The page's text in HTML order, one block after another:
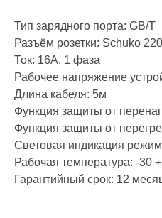
Тип зарядного порта: GB/T
Разъём розетки: Schuko
Ток: 16А, 1 фаза
Рабочее напряжение
Длина кабеля: 5м
Функция защиты от
Функция защиты от
Световая индикация
Рабочая температура: -30
Гарантийный срок: 12